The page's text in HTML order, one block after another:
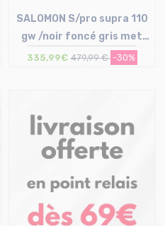
SALOMON S/pro supra 110
gw /noir foncé gris met
orange tiger
335,99€ 479,99 € -30%